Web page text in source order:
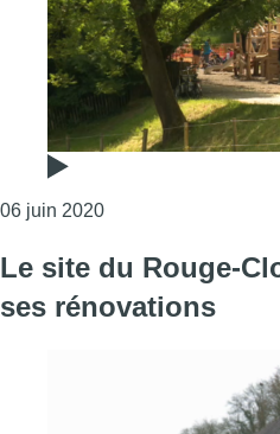
06 juin 2020Consulter l'article
Le site du Rouge-
ses rénovations